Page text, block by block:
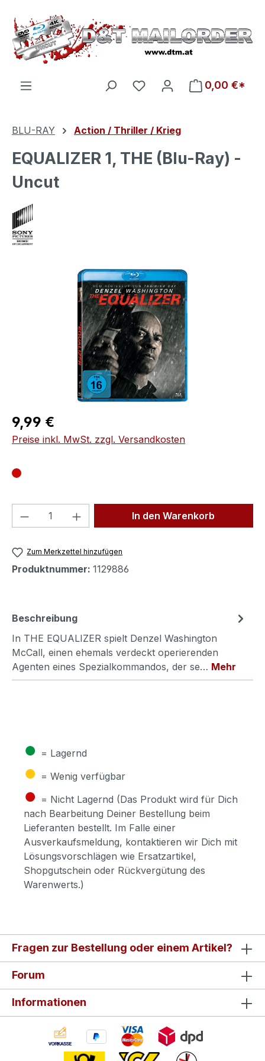
Zum Hauptinhalt springen
Du hast 0 Produkte auf
0,00 €*
BLU-RAY Action / Thriller / Krieg
EQUALIZER 1, THE (Blu-Ray) -
Uncut
Bildergalerie überspringen
Regulärer Preis:
9,99 €
Preise inkl. MwSt. zzgl. Versandkosten
Produkt Anzahl: Gib denIn den Warenkorb
Zum Merkzettel hinzufügen
Produktnummer: 1129886
Beschreibung
In THE EQUALIZER spielt Denzel Washington
McCall, einen ehemals verdeckt operierenden
Agenten eines Spezialkommandos, der se… Mehr
● = Lagernd
● = Wenig verfügbar
● = Nicht Lagernd (Das Produkt wird für Dich
nach Bearbeitung Deiner Bestellung beim
Lieferanten bestellt. Im Falle einer
Ausverkaufsmeldung, kontaktieren wir Dich mit
Lösungsvorschlägen wie Ersatzartikel,
Shopgutschein oder Rückvergütung des
Warenwerts.)
Fragen zur Bestellung oder einem Artikel?
Forum
Informationen